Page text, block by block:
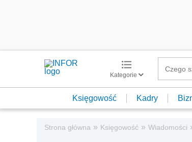
Kategorie
Księgowość Kadry
Strona główna » Księgowość » Wiadomości